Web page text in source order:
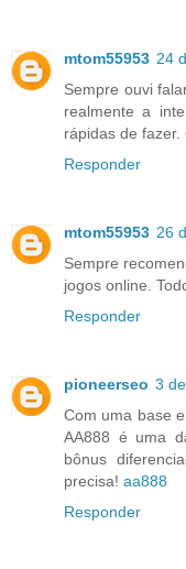
mtom55953 24
Sempre ouvi
realmente a
rápidas de fazer.
Responder
mtom55953 26
Sempre
jogos online.
Responder
pioneerseo 3
Com uma base
AA888 é uma
bônus
precisa! aa888
Responder